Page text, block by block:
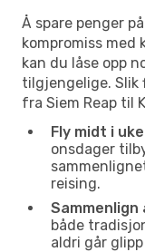
Å spare penger
kompromiss med
kan du låse opp
tilgjengelige.
fra Siem Reap til
Fly midt i
onsdager
reising.
Sammenlign
både
aldri går